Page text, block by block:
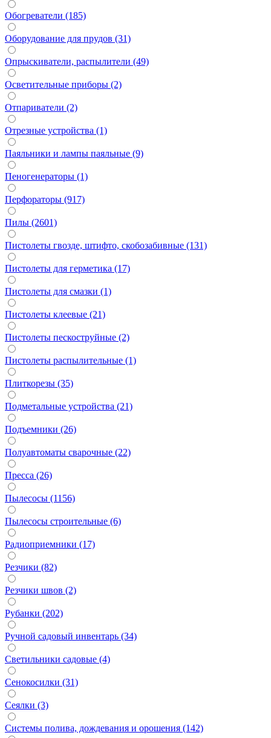
Обогреватели (185)
Оборудование для прудов (31)
Опрыскиватели, распылители (49)
Осветительные приборы (2)
Отпариватели (2)
Отрезные устройства (1)
Паяльники и лампы паяльные (9)
Пеногенераторы (1)
Перфораторы (917)
Пилы (2601)
Пистолеты гвозде, штифто, скобозабивные (131)
Пистолеты для герметика (17)
Пистолеты для смазки (1)
Пистолеты клеевые (21)
Пистолеты пескоструйные (2)
Пистолеты распылительные (1)
Плиткорезы (35)
Подметальные устройства (21)
Подъемники (26)
Полуавтоматы сварочные (22)
Пресса (26)
Пылесосы (1156)
Пылесосы строительные (6)
Радиоприемники (17)
Резчики (82)
Резчики швов (2)
Рубанки (202)
Ручной садовый инвентарь (34)
Светильники садовые (4)
Сенокосилки (31)
Сеялки (3)
Системы полива, дождевания и орошения (142)